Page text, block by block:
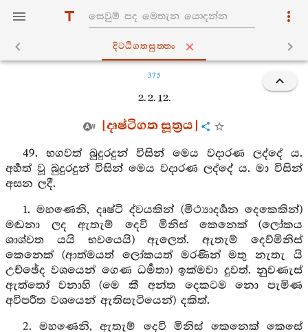
දිට‍්ඨිගතසුත‍්තං
375
2. 2. 12.
[දෘෂ්ටිගත සූත්‍රය]
49. භගවත් බුදුරදුන් විසින් මෙය වදාරණ ලද්දේ ය.
අර්‍හත් වූ බුදුරදුන් විසින් මෙය වදාරණ ලද්දේ ය. මා විසින්
අසන ලදී.
1. මහණෙනි, දෘෂ්ටි ද්වයකින් (මිථ්‍යාදර්‍ශන දෙකෙකින්)
මඬනා ලද ඇතැම් දෙවි මිනිස් කෙනෙක් (ලෝකය
ශාශ්වත යයි භවයෙයි) ඇලෙත්. ඇතැම් දෙව්මිනිස්
කෙනෙක් (ආත්මයත් ලෝකයත් මරණින් මතු නැතැ යි
උච්ඡේද වශයෙන් ගෙණ ධර්‍මතා) ඉක්මවා දුවත්. නුවණැස්
ඇත්තෝ වනාහි (මෙ කී අන්ත දෙකටම නො පැමිණ
අවිපරීත වශයෙන් ඇතිසැටියෙන්) දකිත්.
2. මහණෙනි, ඇතැම් දෙවි මිනිස් කෙනෙක් කෙසේ